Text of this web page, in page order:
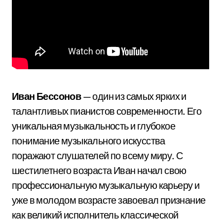
Иван Бессонов— один из самых ярких и
талантливых пианистов современности. Его
уникальная музыкальность и глубокое
понимание музыкального искусства
поражают слушателей по всему миру. С
шестилетнего возраста Иван начал свою
профессиональную музыкальную карьеру и
уже в молодом возрасте завоевал признание
как великий исполнитель классической